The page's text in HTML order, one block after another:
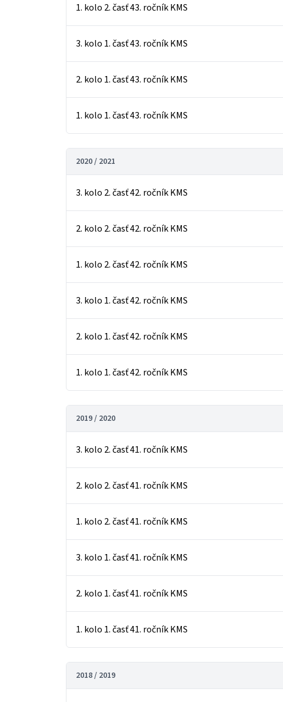
1. kolo 2. časť 43. ročník KMS
3. kolo 1. časť 43. ročník KMS
2. kolo 1. časť 43. ročník KMS
1. kolo 1. časť 43. ročník KMS
2020 / 2021
3. kolo 2. časť 42. ročník KMS
2. kolo 2. časť 42. ročník KMS
1. kolo 2. časť 42. ročník KMS
3. kolo 1. časť 42. ročník KMS
2. kolo 1. časť 42. ročník KMS
1. kolo 1. časť 42. ročník KMS
2019 / 2020
3. kolo 2. časť 41. ročník KMS
2. kolo 2. časť 41. ročník KMS
1. kolo 2. časť 41. ročník KMS
3. kolo 1. časť 41. ročník KMS
2. kolo 1. časť 41. ročník KMS
1. kolo 1. časť 41. ročník KMS
2018 / 2019